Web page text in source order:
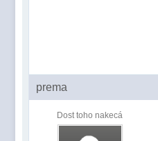
prema
Dost toho nakecá